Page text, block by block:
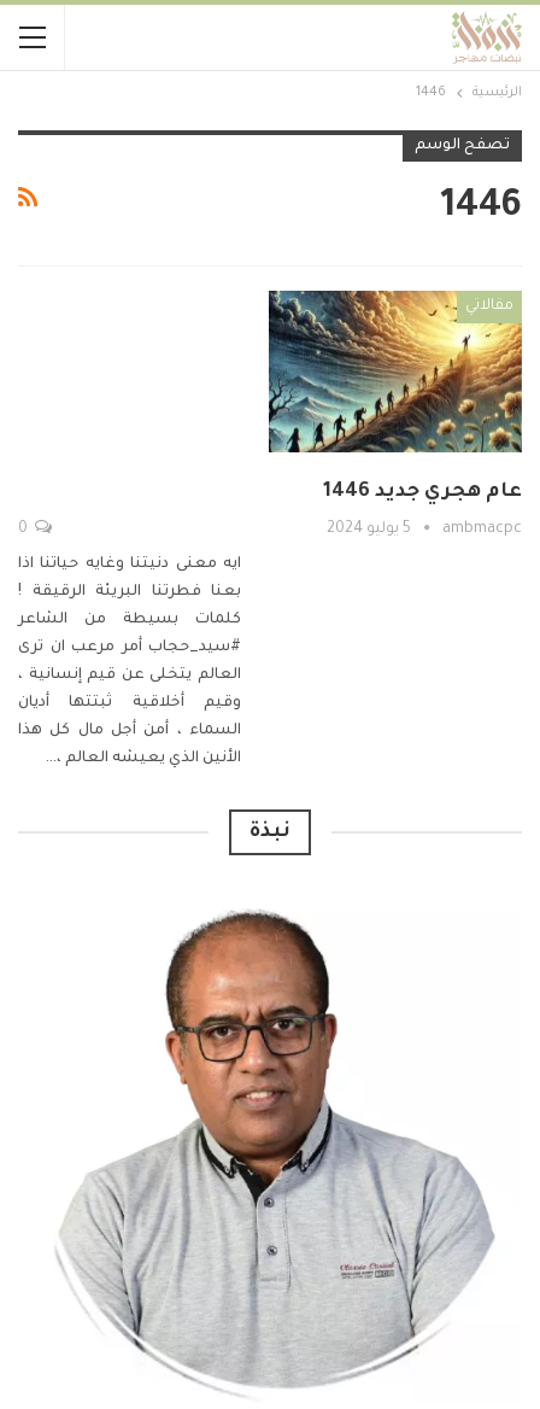
الرئيسية 1446
تصفح الوسم
1446
مقالاتي
عام هجري جديد 1446
ambmacpc 5 يوليو 2024
ايه معنى دنيتنا وغايه حياتنا اذا
بعنا فطرتنا البريئة الرقيقة !
كلمات بسيطة من الشاعر
#سيد_حجاب أمر مرعب ان ترى
العالم يتخلى عن قيم إنسانية ،
وقيم أخلاقية ثبتتها أديان
السماء ، أمن أجل مال كل هذا
الأنين الذي يعيشه العالم ،…
نبذة